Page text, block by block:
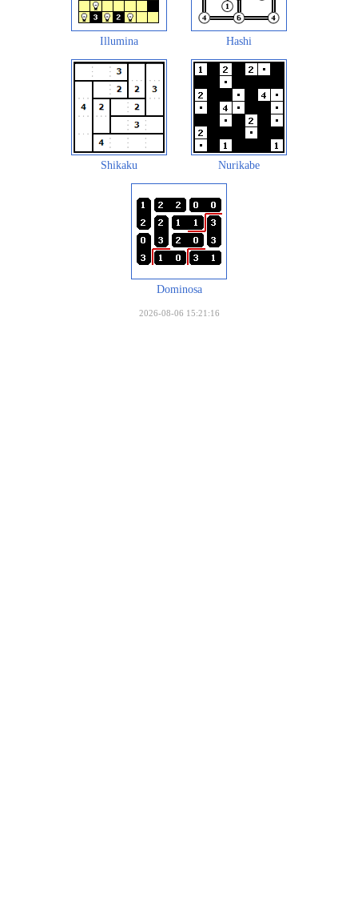
Illumina Hashi
Shikaku Nurikabe
Dominosa
2026-08-06 15:21:16